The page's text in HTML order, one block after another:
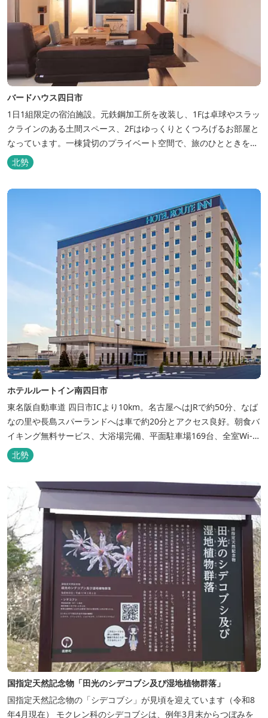
バードハウス四日市
1日1組限定の宿泊施設。元鉄鋼加工所を改装し、1Fは卓球やスラッ
クラインのある土間スペース、2Fはゆっくりとくつろげるお部屋と
なっています。一棟貸切のプライベート空間で、旅のひとときを過
ごしてみては。
北勢
ホテルルートイン南四日市
東名阪自動車道 四日市ICより10km。名古屋へはJRで約50分、なば
なの里や長島スパーランドへは車で約20分とアクセス良好。朝食バ
イキング無料サービス、大浴場完備、平面駐車場169台、全室Wi-Fi
完備。ビジネスにも観光にもご利用頂ける快適なホテルライフをご
提供します。
北勢
国指定天然記念物「田光のシデコブシ及び湿地植物群落」
国指定天然記念物の「シデコブシ」が見頃を迎えています（令和8
年4月現在） モクレン科のシデコブシは、例年3月末からつぼみを